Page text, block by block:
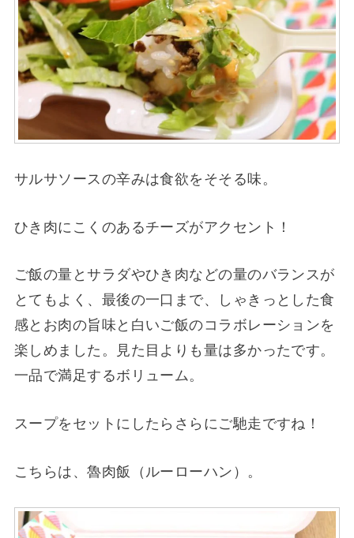
サルサソースの辛みは食欲をそそる味。
ひき肉にこくのあるチーズがアクセント！
ご飯の量とサラダやひき肉などの量のバランスが
とてもよく、最後の一口まで、しゃきっとした食
感とお肉の旨味と白いご飯のコラボレーションを
楽しめました。見た目よりも量は多かったです。
一品で満足するボリューム。
スープをセットにしたらさらにご馳走ですね！
こちらは、魯肉飯（ルーローハン）。